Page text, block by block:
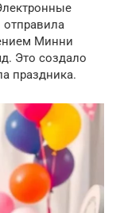
Минни
Это создало
праздника.